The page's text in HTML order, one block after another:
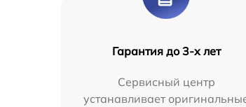
Гарантия до 3-х лет
Сервисный центр
устанавливает